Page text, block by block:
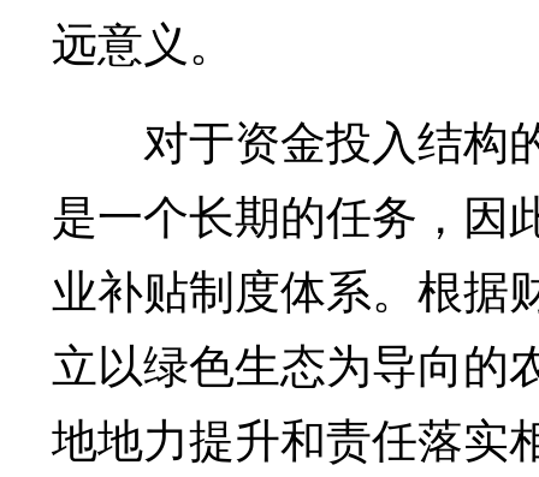
远意义。
对于资金投入结构
是一个长期的任务，因
业补贴制度体系。根据
立以绿色生态为导向的
地地力提升和责任落实